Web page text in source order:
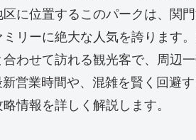
に位置するこのパークは、関
リーに絶大な人気を誇ります
わせて訪れる観光客で、周辺
営業時間や、混雑を賢く回避
情報を詳しく解説します。